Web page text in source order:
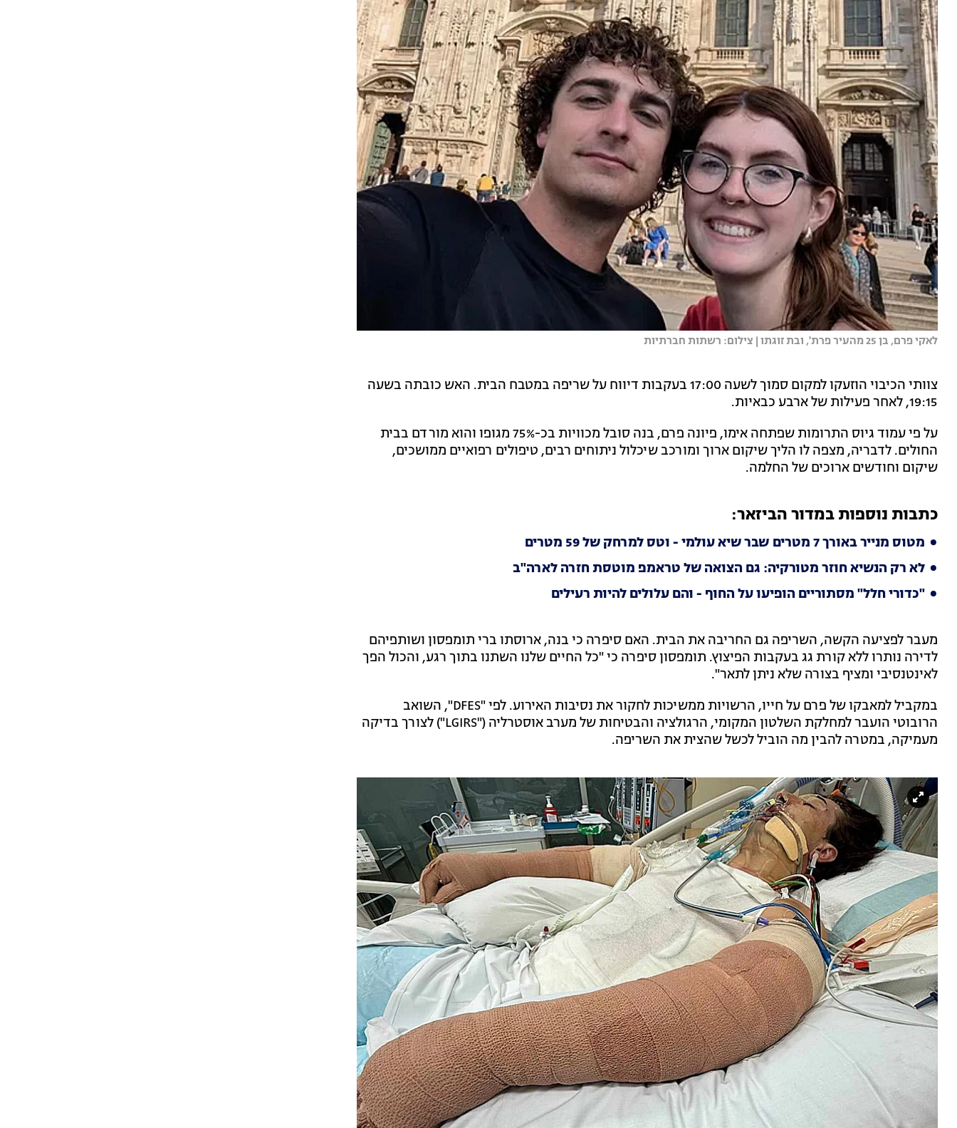
לאקי פרם, בן 25 מהעיר פרת', ובת זוגתו | צילום: רשתות חברתיות
צוותי הכיבוי הוזעקו למקום סמוך לשעה 17:00 בעקבות דיווח על שריפה במטבח הבית. האש כובתה בשעה
19:15, לאחר פעילות של ארבע כבאיות.
על פי עמוד גיוס התרומות שפתחה אימו, פיונה פרם, בנה סובל מכוויות בכ-75% מגופו והוא מורדם בבית
החולים. לדבריה, מצפה לו הליך שיקום ארוך ומורכב שיכלול ניתוחים רבים, טיפולים רפואיים ממושכים,
שיקום וחודשים ארוכים של החלמה.
כתבות נוספות במדור הביזאר:
מטוס מנייר באורך 7 מטרים שבר שיא עולמי - וטס למרחק של 59 מטרים
לא רק הנשיא חוזר מטורקיה: גם הצואה של טראמפ מוטסת חזרה לארה"ב
"כדורי חלל" מסתוריים הופיעו על החוף - והם עלולים להיות רעילים
מעבר לפציעה הקשה, השריפה גם החריבה את הבית. האם סיפרה כי בנה, ארוסתו ברי תומפסון ושותפיהם
לדירה נותרו ללא קורת גג בעקבות הפיצוץ. תומפסון סיפרה כי "כל החיים שלנו השתנו בתוך רגע, והכול הפך
לאינטנסיבי ומציף בצורה שלא ניתן לתאר".
במקביל למאבקו של פרם על חייו, הרשויות ממשיכות לחקור את נסיבות האירוע. לפי "DFES", השואב
הרובוטי הועבר למחלקת השלטון המקומי, הרגולציה והבטיחות של מערב אוסטרליה ("LGIRS") לצורך בדיקה
מעמיקה, במטרה להבין מה הוביל לכשל שהצית את השריפה.